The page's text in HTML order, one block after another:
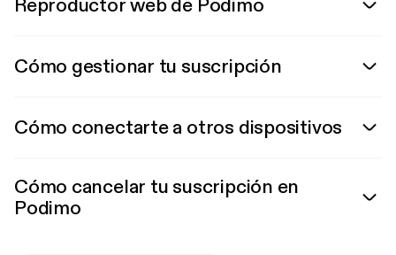
Reproductor web de Podimo
Cómo gestionar tu suscripción
Cómo conectarte a otros dispositivos
Cómo cancelar tu suscripción en
Podimo